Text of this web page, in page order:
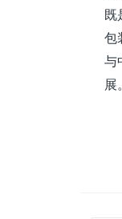
既
包
与
展